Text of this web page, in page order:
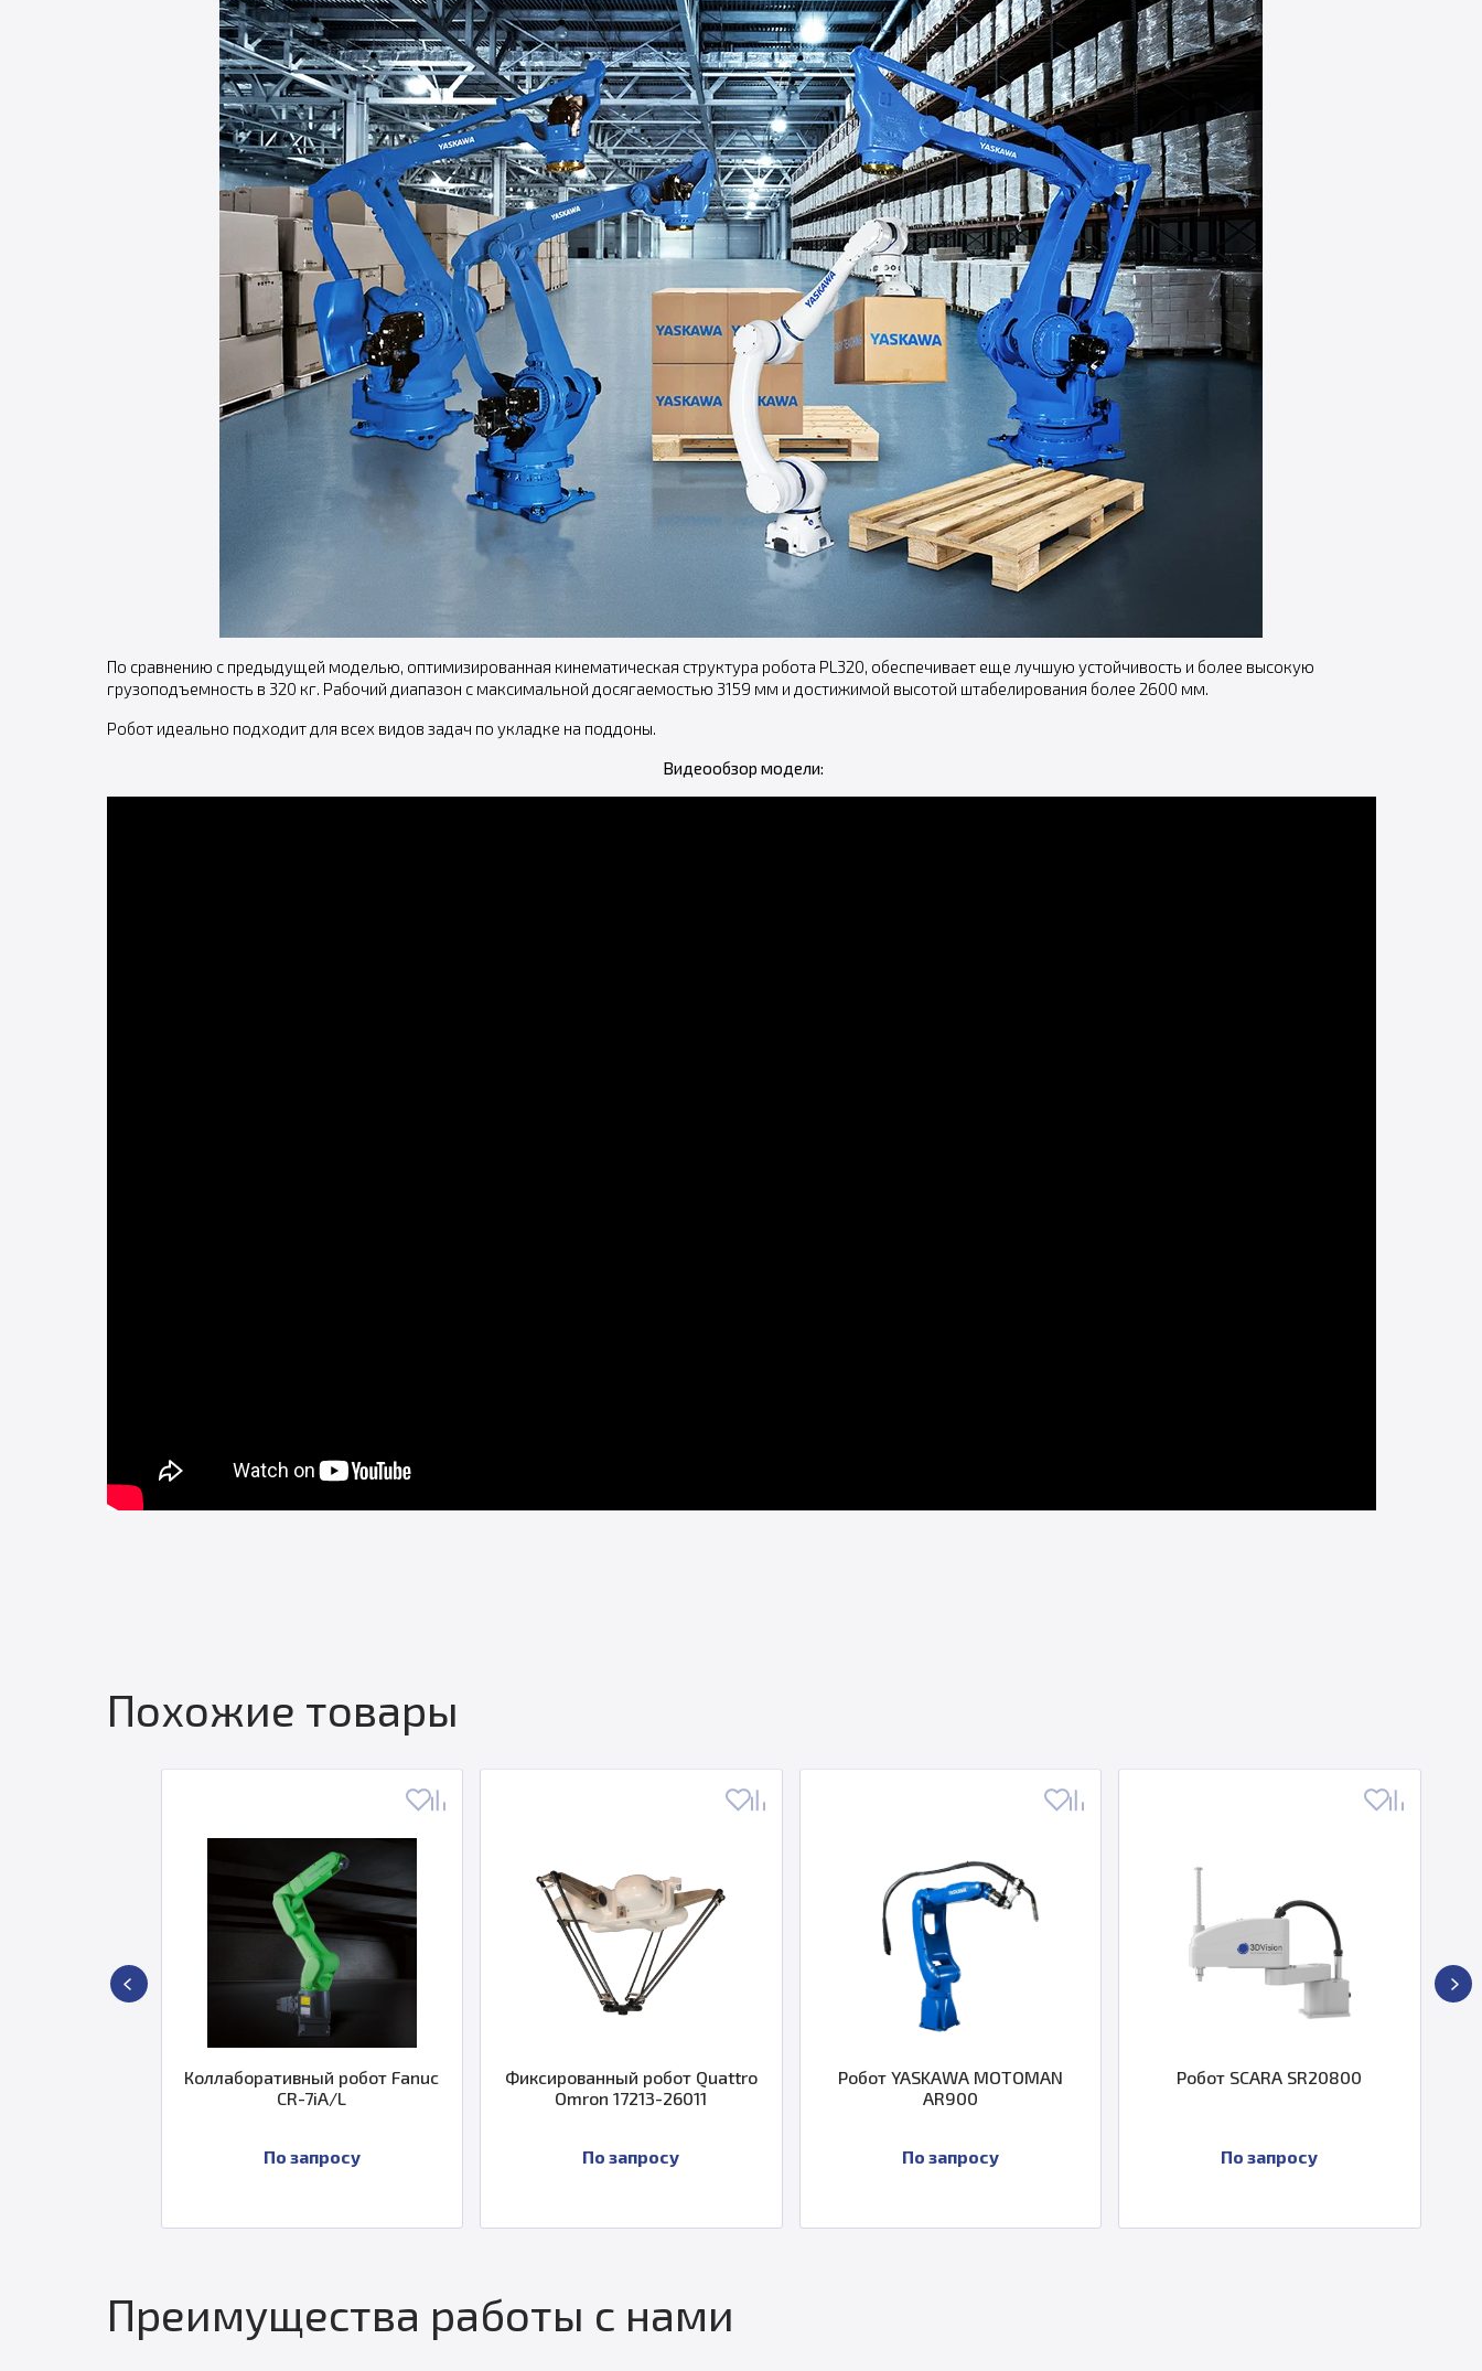
По сравнению с предыдущей моделью, оптимизированная кинематическая структура робота PL320, обеспечивает еще лучшую устойчивость и более высокую
грузоподъемность в 320 кг. Рабочий диапазон с максимальной досягаемостью 3159 мм и достижимой высотой штабелирования более 2600 мм.
Робот идеально подходит для всех видов задач по укладке на поддоны.
Видеообзор модели:
Похожие товары
Фиксированный робот Quattro
Omron 17213-26011
По запросу
Робот YASKAWA MOTOMAN
AR900
По запросу
Робот SCARA SR20800
По запросу
Робот Kawasaki BX100S
По запросу
Преимущества работы с нами